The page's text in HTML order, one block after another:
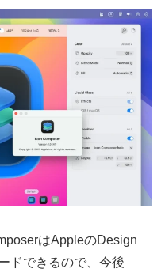
はAppleのDesign
ドできるので、今後